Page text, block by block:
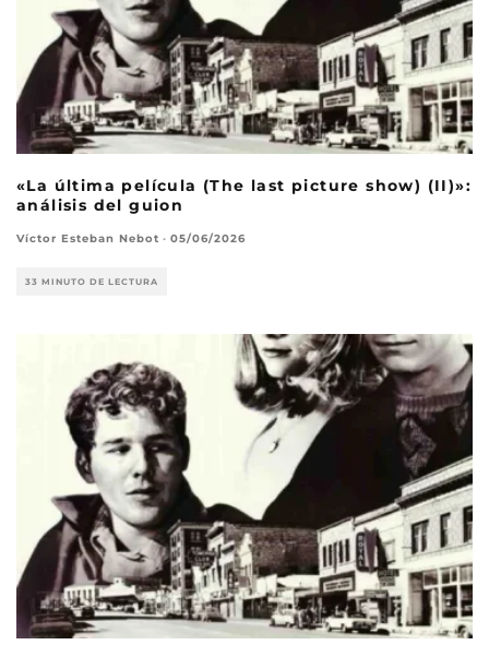
«La última película (The last picture show) (II)»:
análisis del guion
Víctor Esteban Nebot · 05/06/2026
33 MINUTO DE LECTURA